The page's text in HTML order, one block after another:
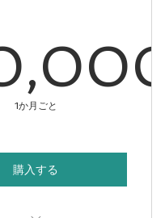
1か月ごと
購入する